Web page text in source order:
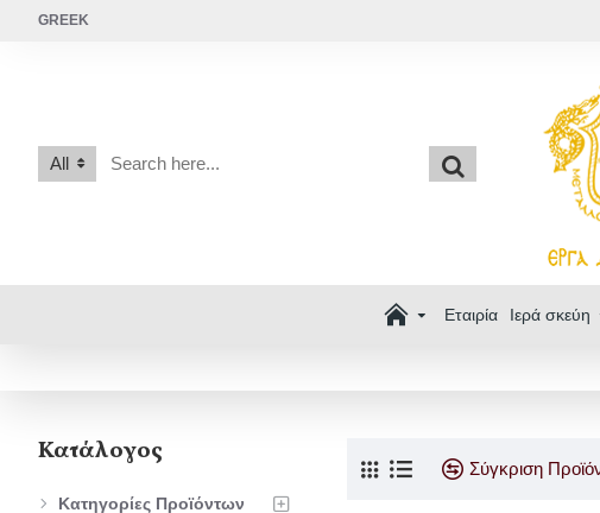
GREEK
All
Εταιρία Ιερά σκεύη
Κατάλογος
Κατηγορίες Προϊόντων
Σύγκριση